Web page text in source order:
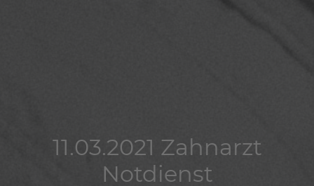
11.03.2021 Zahnarzt
Notdienst
11.03.2021 Zahnarzt
Notdienst
11.03.2021 Zahnarzt
Notdienst